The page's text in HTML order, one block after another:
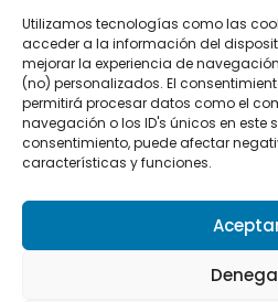
Utilizamos tecnologías como las
acceder a la información del
mejorar la experiencia de
(no) personalizados. El
permitirá procesar datos como el
navegación o los ID's únicos en este
consentimiento, puede afectar
características y funciones.
+34 662 342 177
info@vkssport.com
SÍGUENOS
Política de